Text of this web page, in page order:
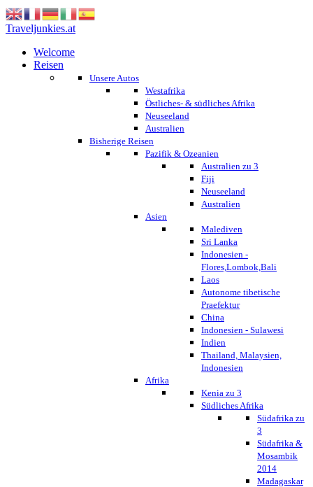
Traveljunkies.at
Welcome
Reisen
Unsere Autos
Westafrika
Östliches- & südliches Afrika
Neuseeland
Australien
Bisherige Reisen
Pazifik & Ozeanien
Australien zu 3
Fiji
Neuseeland
Australien
Asien
Malediven
Sri Lanka
Indonesien -
Flores,Lombok,Bali
Laos
Autonome tibetische
Praefektur
China
Indonesien - Sulawesi
Indien
Thailand, Malaysien,
Indonesien
Afrika
Kenia zu 3
Südliches Afrika
Südafrika zu
3
Südafrika &
Mosambik
2014
Madagaskar